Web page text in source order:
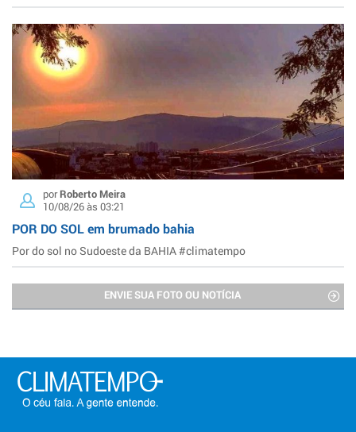
porRoberto Meira
10/08/26 às 03:21
POR DO SOL em brumado bahia
Por do sol no Sudoeste da BAHIA #climatempo
ENVIE SUA FOTO OU NOTÍCIA